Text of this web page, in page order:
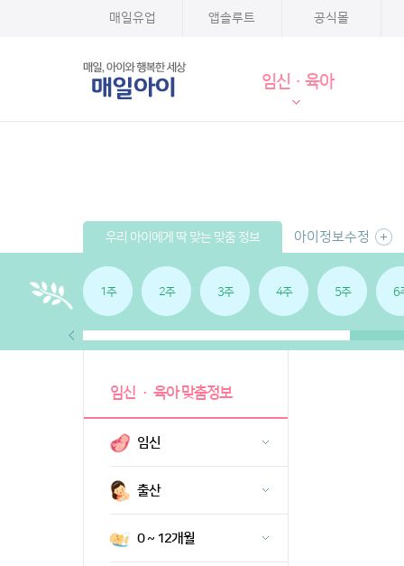
매일유업 앱솔루트 공식몰
임신·육아
우리 아이에게 딱 맞는 맞춤 정보 아이정보수정
1주 2주 3주 4주 5주 6
임신 · 육아 맞춤정보
임신
출산
0 ~ 12개월